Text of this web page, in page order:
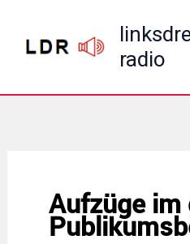
springen
radio
Aufzüge im